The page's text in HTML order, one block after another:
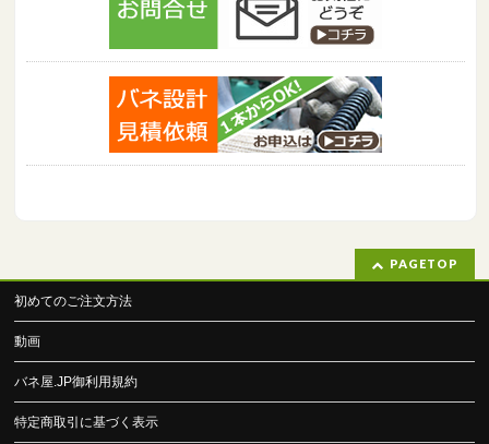
PAGETOP
初めてのご注文方法
動画
バネ屋.JP御利用規約
特定商取引に基づく表示